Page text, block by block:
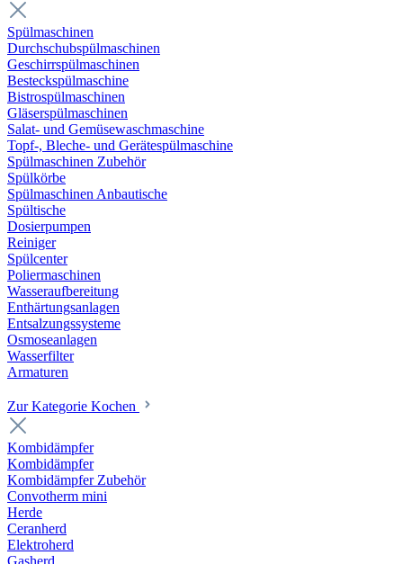
Spülmaschinen
Durchschubspülmaschinen
Geschirrspülmaschinen
Besteckspülmaschine
Bistrospülmaschinen
Gläserspülmaschinen
Salat- und Gemüsewaschmaschine
Topf-, Bleche- und Gerätespülmaschine
Spülmaschinen Zubehör
Spülkörbe
Spülmaschinen Anbautische
Spültische
Dosierpumpen
Reiniger
Spülcenter
Poliermaschinen
Wasseraufbereitung
Enthärtungsanlagen
Entsalzungssysteme
Osmoseanlagen
Wasserfilter
Armaturen
Zur Kategorie Kochen
Kombidämpfer
Kombidämpfer
Kombidämpfer Zubehör
Convotherm mini
Herde
Ceranherd
Elektroherd
Gasherd